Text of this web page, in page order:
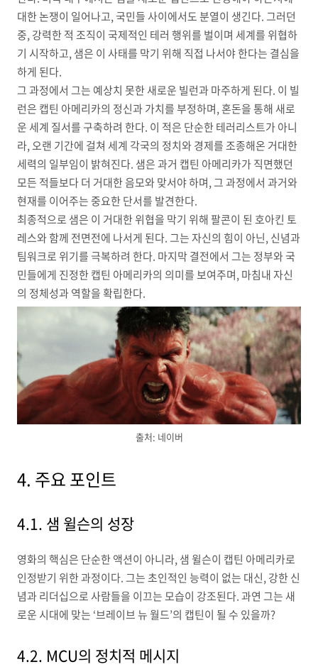
대한 논쟁이 일어나고, 국민들 사이에서도 분열이 생긴다. 그러던
중, 강력한 적 조직이 국제적인 테러 행위를 벌이며 세계를 위협하
기 시작하고, 샘은 이 사태를 막기 위해 직접 나서야 한다는 결심을
하게 된다.
그 과정에서 그는 예상치 못한 새로운 빌런과 마주하게 된다. 이 빌
런은 캡틴 아메리카의 정신과 가치를 부정하며, 혼돈을 통해 새로
운 세계 질서를 구축하려 한다. 이 적은 단순한 테러리스트가 아니
라, 오랜 기간에 걸쳐 세계 각국의 정치와 경제를 조종해온 거대한
세력의 일부임이 밝혀진다. 샘은 과거 캡틴 아메리카가 직면했던
모든 적들보다 더 거대한 음모와 맞서야 하며, 그 과정에서 과거와
현재를 이어주는 중요한 단서를 발견한다.
최종적으로 샘은 이 거대한 위협을 막기 위해 팔콘이 된 호아킨 토
레스와 함께 전면전에 나서게 된다. 그는 자신의 힘이 아닌, 신념과
팀워크로 위기를 극복하려 한다. 마지막 결전에서 그는 정부와 국
민들에게 진정한 캡틴 아메리카의 의미를 보여주며, 마침내 자신
의 정체성과 역할을 확립한다.
출처: 네이버
4. 주요 포인트
4.1. 샘 윌슨의 성장
영화의 핵심은 단순한 액션이 아니라, 샘 윌슨이 캡틴 아메리카로
인정받기 위한 과정이다. 그는 초인적인 능력이 없는 대신, 강한 신
념과 리더십으로 사람들을 이끄는 모습이 강조된다. 과연 그는 새
로운 시대에 맞는 ‘브레이브 뉴 월드’의 캡틴이 될 수 있을까?
4.2. MCU의 정치적 메시지